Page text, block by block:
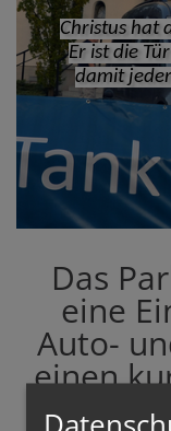
Christus hat
Er ist die
damit
Das
eine
Auto-
einen